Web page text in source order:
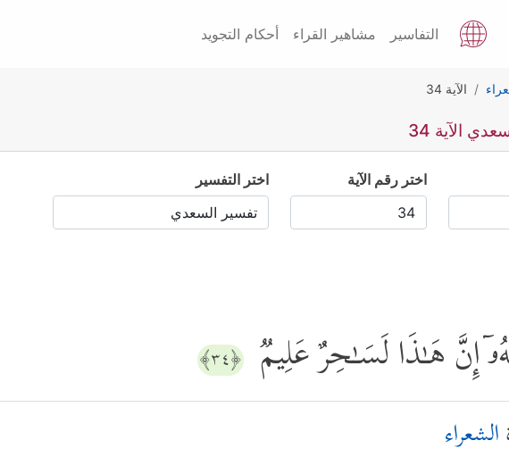
التفاسير مشاهير القراء أحكام التجويد
الآية 34
الآية 34
اختر رقم الآية اختر التفسير
إِنَّ هَـٰذَا لَسَـٰحِرٌ عَلِیمࣱ ﴿٣٤﴾
الشعراء